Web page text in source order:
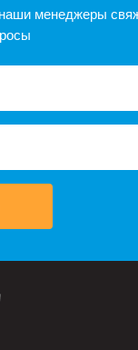
менеджеры